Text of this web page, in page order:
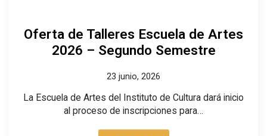
Oferta de Talleres Escuela de Artes
2026 – Segundo Semestre
23 junio, 2026
La Escuela de Artes del Instituto de Cultura dará inicio
al proceso de inscripciones para…